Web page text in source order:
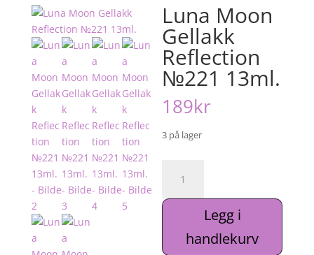
Luna Moon
Gellakk
Reflection
№221 13ml.
189kr
3 på lager
Moon
Gellakk
Reflection
№221
13ml.
Legg i
handlekurv